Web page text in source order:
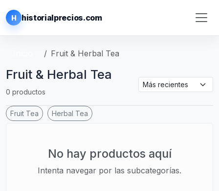
H historialprecios.com
Fruit & Herbal Tea
Fruit & Herbal Tea
0 productos
Fruit Tea Herbal Tea
No hay productos aquí
Intenta navegar por las subcategorías.